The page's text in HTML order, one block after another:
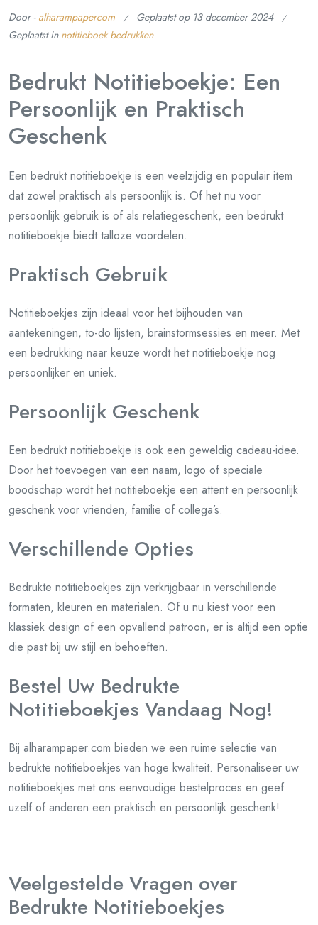
Door - alharampapercom Geplaatst op 13 december 2024
Geplaatst in notitieboek bedrukken
Bedrukt Notitieboekje: Een
Persoonlijk en Praktisch
Geschenk
Een bedrukt notitieboekje is een veelzijdig en populair item
dat zowel praktisch als persoonlijk is. Of het nu voor
persoonlijk gebruik is of als relatiegeschenk, een bedrukt
notitieboekje biedt talloze voordelen.
Praktisch Gebruik
Notitieboekjes zijn ideaal voor het bijhouden van
aantekeningen, to-do lijsten, brainstormsessies en meer. Met
een bedrukking naar keuze wordt het notitieboekje nog
persoonlijker en uniek.
Persoonlijk Geschenk
Een bedrukt notitieboekje is ook een geweldig cadeau-idee.
Door het toevoegen van een naam, logo of speciale
boodschap wordt het notitieboekje een attent en persoonlijk
geschenk voor vrienden, familie of collega’s.
Verschillende Opties
Bedrukte notitieboekjes zijn verkrijgbaar in verschillende
formaten, kleuren en materialen. Of u nu kiest voor een
klassiek design of een opvallend patroon, er is altijd een optie
die past bij uw stijl en behoeften.
Bestel Uw Bedrukte
Notitieboekjes Vandaag Nog!
Bij alharampaper.com bieden we een ruime selectie van
bedrukte notitieboekjes van hoge kwaliteit. Personaliseer uw
notitieboekjes met ons eenvoudige bestelproces en geef
uzelf of anderen een praktisch en persoonlijk geschenk!
Veelgestelde Vragen over
Bedrukte Notitieboekjes